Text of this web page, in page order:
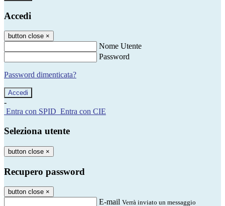
Accedi
button close ×
Nome Utente
Password
Password dimenticata?
-
Entra con SPID Entra con CIE
Seleziona utente
button close ×
Recupero password
button close ×
E-mail Verrà inviato un messaggio